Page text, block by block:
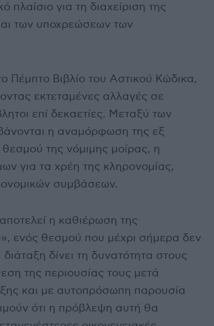
πλαίσιο για τη διαχείριση της
των υποχρεώσεων των
Πέμπτο Βιβλίο του Αστικού Κώδικα,
εκτεταμένες αλλαγές σε
επί δεκαετίες. Μεταξύ των
η αναμόρφωση της εξ
της νόμιμης μοίρας, η
για τα χρέη της κληρονομίας,
συμβάσεων.
η καθιέρωση της
ενός θεσμού που μέχρι σήμερα δεν
δίνει τη δυνατότητα στους
της περιουσίας τους μετά
και με αυτοπρόσωπη παρουσία
ότι η πρόβλεψη αυτή θα